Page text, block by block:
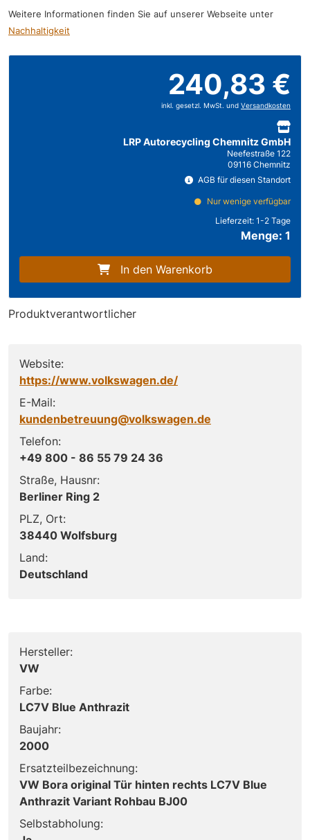
Weitere Informationen finden Sie auf unserer Webseite unter
Nachhaltigkeit
240,83 €
inkl. gesetzl. MwSt. und Versandkosten
LRP Autorecycling Chemnitz GmbH
Neefestraße 122
09116 Chemnitz
AGB für diesen Standort
Nur wenige verfügbar
Lieferzeit: 1-2 Tage
Menge: 1
In den Warenkorb
Produktverantwortlicher
Website:
https://www.volkswagen.de/
E-Mail:
kundenbetreuung@volkswagen.de
Telefon:
+49 800 - 86 55 79 24 36
Straße, Hausnr:
Berliner Ring 2
PLZ, Ort:
38440 Wolfsburg
Land:
Deutschland
Hersteller:
VW
Farbe:
LC7V Blue Anthrazit
Baujahr:
2000
Ersatzteilbezeichnung:
VW Bora original Tür hinten rechts LC7V Blue
Anthrazit Variant Rohbau BJ00
Selbstabholung: